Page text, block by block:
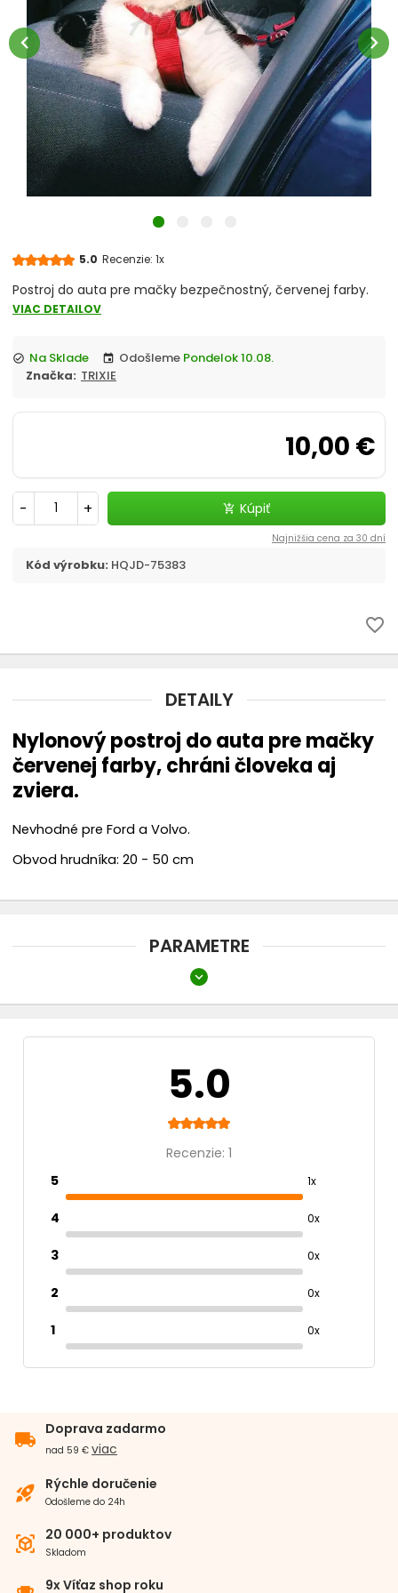
Podstielky pre mačky
Toalety
Vitamíny a minerály
Antiparazitiká pre mačky
Pelechy, košíky
Prepravky a tašky
chevron_right
Dvierka, ochranné siete
chevron_left chevron_right
5.0 Recenzie: 1x
Postroj do auta pre mačky bezpečnostný, červenej farby.
VIAC DETAILOV
check_circle Na Sklade event Odošleme Pondelok 10.08.
Značka:
TRIXIE
10,00 €
- + add_shopping_cart Kúpiť
Najnižšia cena za 30 dní
Kód výrobku: HQJD-75383
favorite_border
DETAILY
Nylonový postroj do auta pre mačky
červenej farby, chráni človeka aj
zviera.
Nevhodné pre Ford a Volvo.
Obvod hrudníka: 20 - 50 cm
PARAMETRE
expand_more
5.0
Recenzie: 1
5
1x
4 0x
3 0x
2 0x
1 0x
local_shipping
Doprava zadarmo
nad 59 € viac
rocket_launch Rýchle doručenie
Odošleme do 24h
view_in_ar 20 000+ produktov
Skladom
9x Víťaz shop roku